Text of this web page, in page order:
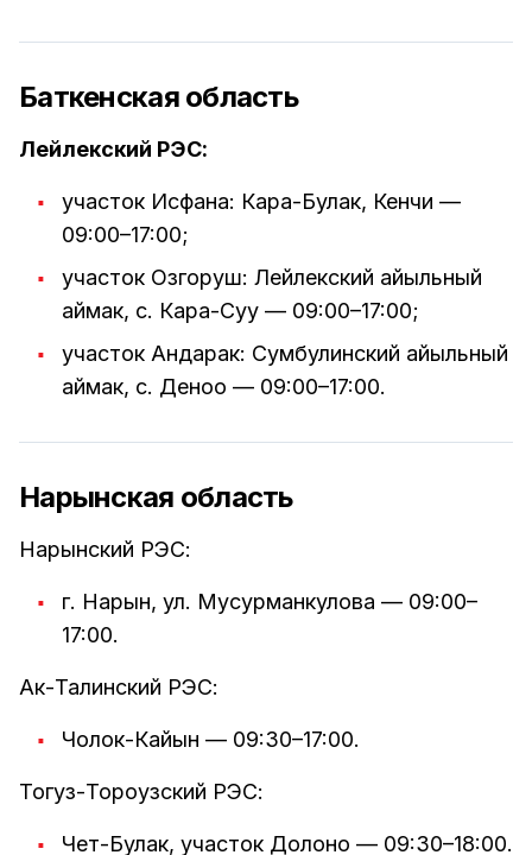
Баткенская область
Лейлекский РЭС:
участок Исфана: Кара-Булак, Кенчи —
09:00–17:00;
участок Озгоруш: Лейлекский айыльный
аймак, с. Кара-Суу — 09:00–17:00;
участок Андарак: Сумбулинский айыльный
аймак, с. Деноо — 09:00–17:00.
Нарынская область
Нарынский РЭС:
г. Нарын, ул. Мусурманкулова — 09:00–
17:00.
Ак-Талинский РЭС:
Чолок-Кайын — 09:30–17:00.
Тогуз-Тороузский РЭС:
Чет-Булак, участок Долоно — 09:30–18:00.